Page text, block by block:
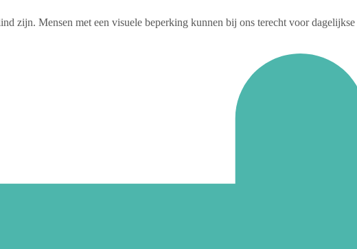
zijn. Mensen met een visuele beperking kunnen bij ons terecht voor